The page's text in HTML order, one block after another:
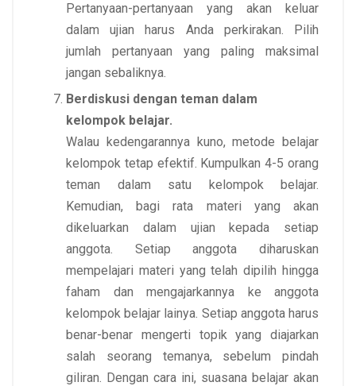
Pertanyaan-pertanyaan yang akan keluar
dalam ujian harus Anda perkirakan. Pilih
jumlah pertanyaan yang paling maksimal
jangan sebaliknya.
Berdiskusi dengan teman dalam
kelompok belajar.
Walau kedengarannya kuno, metode belajar
kelompok tetap efektif. Kumpulkan 4-5 orang
teman dalam satu kelompok belajar.
Kemudian, bagi rata materi yang akan
dikeluarkan dalam ujian kepada setiap
anggota. Setiap anggota diharuskan
mempelajari materi yang telah dipilih hingga
faham dan mengajarkannya ke anggota
kelompok belajar lainya. Setiap anggota harus
benar-benar mengerti topik yang diajarkan
salah seorang temanya, sebelum pindah
giliran. Dengan cara ini, suasana belajar akan